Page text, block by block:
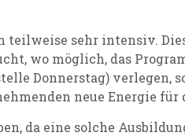
teilweise sehr intensiv.
wo möglich, das
Donnerstag) verlegen,
neue Energie
da eine solche